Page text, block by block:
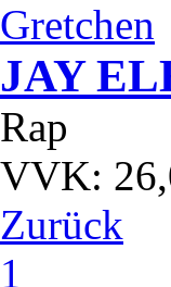
Gretchen
JAY
Rap
VVK:
Zurück
1